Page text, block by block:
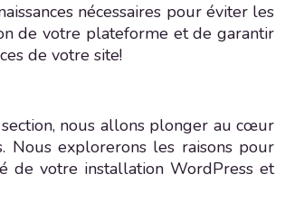
nécessaires pour éviter les
de votre plateforme et de garantir
de votre site!
nous allons plonger au cœur
Nous explorerons les raisons pour
de votre installation WordPress et